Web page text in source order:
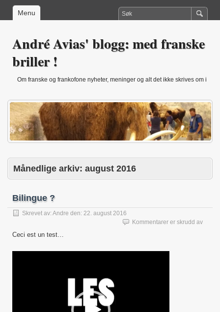
Menu
André Avias' blogg: med franske
briller !
Om franske og frankofone nyheter, meninger og alt det ikke skrives om i
Månedlige arkiv: august 2016
Bilingue ?
Skrevet av: Andre den: 22. august 2016
Kommentarer er skrudd avfor
Ceci est un test…